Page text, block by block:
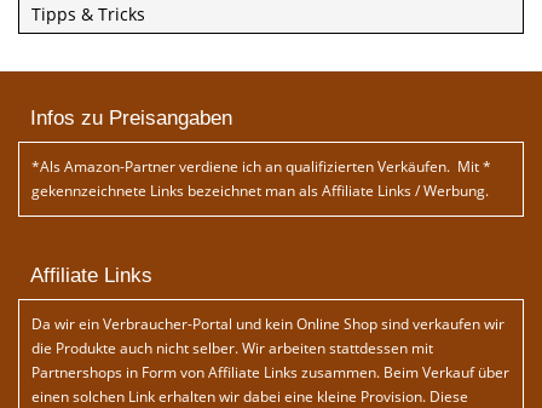
Tipps & Tricks
Infos zu Preisangaben
*Als Amazon-Partner verdiene ich an qualifizierten Verkäufen. Mit *
gekennzeichnete Links bezeichnet man als Affiliate Links / Werbung.
Affiliate Links
Da wir ein Verbraucher-Portal und kein Online Shop sind verkaufen wir
die Produkte auch nicht selber. Wir arbeiten stattdessen mit
Partnershops in Form von Affiliate Links zusammen. Beim Verkauf über
einen solchen Link erhalten wir dabei eine kleine Provision. Diese